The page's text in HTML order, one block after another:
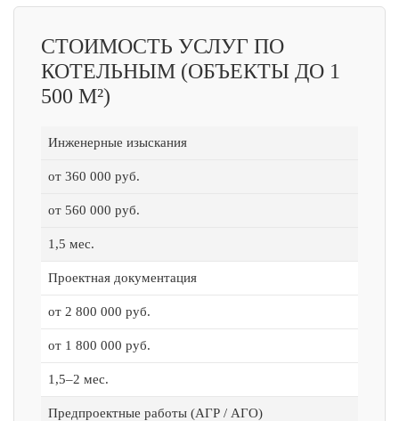
СТОИМОСТЬ УСЛУГ ПО
КОТЕЛЬНЫМ (ОБЪЕКТЫ ДО 1
500 М²)
Инженерные изыскания
от 360 000 руб.
от 560 000 руб.
1,5 мес.
Проектная документация
от 2 800 000 руб.
от 1 800 000 руб.
1,5–2 мес.
Предпроектные работы (АГР / АГО)